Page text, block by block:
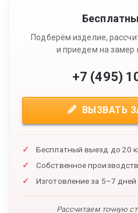
Подберём изделие,
и приедем на замер
+7 (495)
ВЫЗВАТЬ
Бесплатный выезд до 20
Собственное
Изготовление за 5–7 дней
Рассчитаем точную